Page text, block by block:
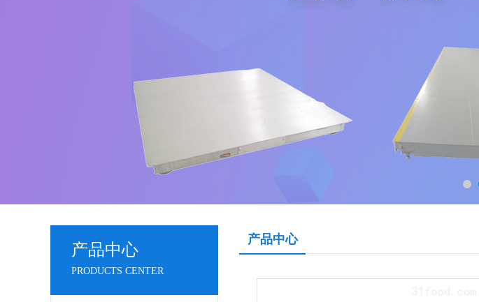
产品中心
PRODUCTS CENTER
产品中心